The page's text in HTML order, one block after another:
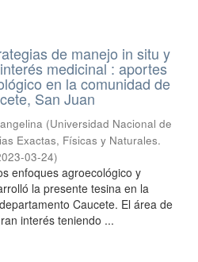
de manejo in situ y
medicinal : aportes
en la comunidad de
San Juan
(Universidad Nacional de
Exactas, Físicas y Naturales.
03-24)
enfoques agroecológico y
la presente tesina en la
Caucete. El área de
interés teniendo ...